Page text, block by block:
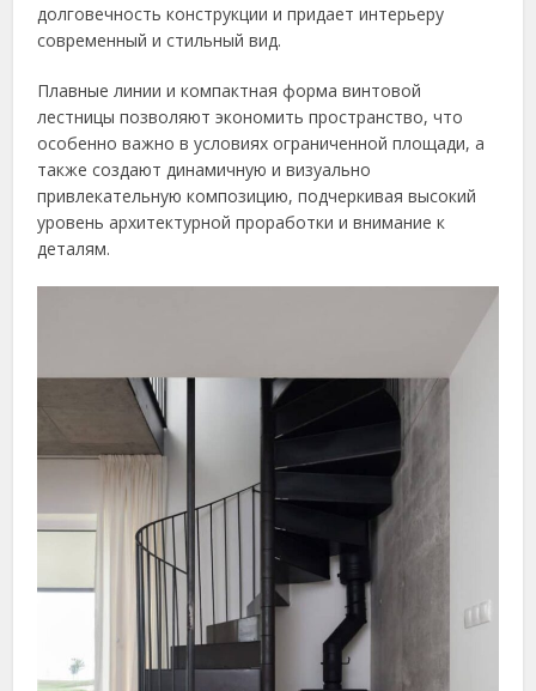
долговечность конструкции и придает интерьеру
современный и стильный вид.
Плавные линии и компактная форма винтовой
лестницы позволяют экономить пространство, что
особенно важно в условиях ограниченной площади, а
также создают динамичную и визуально
привлекательную композицию, подчеркивая высокий
уровень архитектурной проработки и внимание к
деталям.